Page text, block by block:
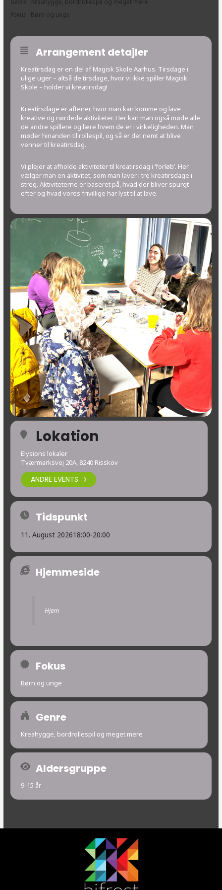
Fokus
Børn og unge
Arrangement detajler
Kreatirsdag er en del af Magisk Skole Aarhus. Tirsdage i
ulige uger – altså de tirsdage, hvor vi ikke spiller Magisk
Skole – holder vi kreatirsdag!
Kreatirsdage er aftener, hvor man kan komme og lave
kreative og nørdede aktiviteter. Her kan man også møde alle
de andre spillere og lære hvem de er i virkeligheden. Man
møder hinanden til rollespil, og så er det nemt at blive
venner til kreatirsdag.
Vi plejer at afholde aktiviteter til kreatirsdag i ‘forløb’. Her
vælger man en aktivitet, som man laver i tre kreatirsdage i
streg. Aktiviteterne er baseret på, hvad der bliver spurgt
efter og hvad vores frivillige har lyst til at lave.
Lokation
Elysions lokaler
Tværmarksvej 20A, 8240 Risskov
ANDRE EVENTS
Tidspunkt
11. August 202618:00-20:00
Hjemmeside
Hjem
Fokus
Børn og unge
Genre
Kreahygge, bordrollespil og meget mere
Aldersgruppe
9-15 år